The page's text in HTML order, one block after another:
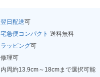
翌日配送可
宅急便コンパクト 送料無料
ラッピング可
修理可
内周約13.9cm～18cmまで選択可能